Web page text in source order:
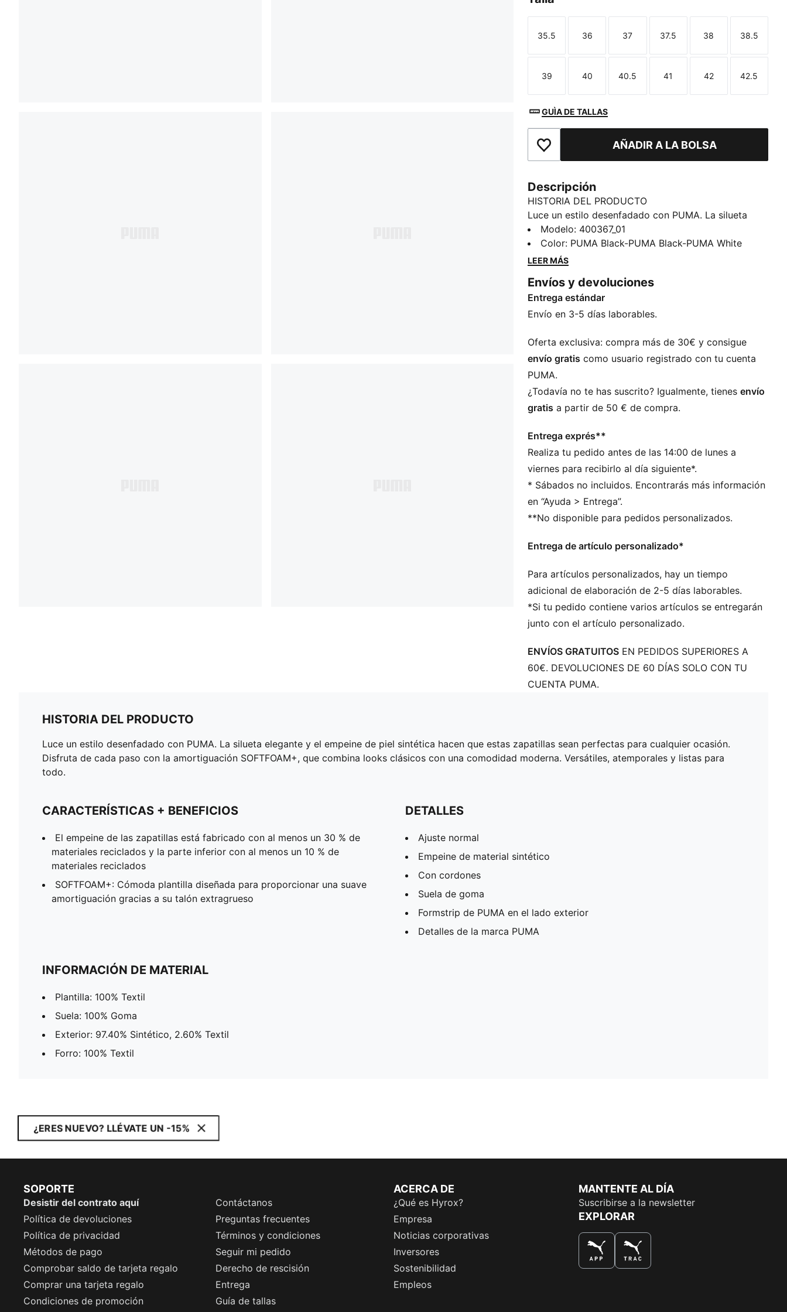
Talla
35.5
Talla
36
Talla
37
Talla
37.5
Talla
38
Talla
38.5
Talla
39
Talla
40
Talla
40.5
Talla
41
Talla
42
Talla
42.5
GUÌA DE TALLAS
Añade a favoritosAÑADIR A LA BOLSA
Descripción
HISTORIA DEL PRODUCTO
Luce un estilo desenfadado con PUMA. La silueta
elegante y el empeine de piel sintética hacen que
estas zapatillas sean perfectas para cualquier
ocasión. Disfruta de cada paso con la amortiguación
comodidad moderna. Versátiles, atemporales y listas
para todo.
CARACTERÍSTICAS + BENEFICIOS
menos un 30 % de materiales reciclados y la parte
inferior con al menos un 10 % de materiales
reciclados
proporcionar una suave amortiguación gracias a su
talón extragrueso
Ajuste normal
Empeine de material sintético
Con cordones
Suela de goma
Formstrip de PUMA en el lado exterior
Detalles de la marca PUMA
Modelo: 400367_01
Color: PUMA Black-PUMA Black-PUMA White
LEER MÁS
Envíos y devoluciones
Entrega estándar
Envío en 3-5 días laborables.
Oferta exclusiva: compra más de 30€ y consigue
envío gratis como usuario registrado con tu cuenta
PUMA.
¿Todavía no te has suscrito? Igualmente, tienesenvío
gratis a partir de 50 € de compra.
Entrega exprés**
Realiza tu pedido antes de las 14:00 de lunes a
viernes para recibirlo al día siguiente*.
* Sábados no incluidos. Encontrarás más información
en “Ayuda > Entrega”.
**No disponible para pedidos personalizados.
Entrega de artículo personalizado*
Para artículos personalizados, hay un tiempo
adicional de elaboración de 2-5 días laborables.
*Si tu pedido contiene varios artículos se entregarán
junto con el artículo personalizado.
ENVÍOS GRATUITOS EN PEDIDOS SUPERIORES A
60€. DEVOLUCIONES DE 60 DÍAS SOLO CON TU
CUENTA PUMA.
HISTORIA DEL PRODUCTO
Luce un estilo desenfadado con PUMA. La silueta elegante y el empeine de piel sintética hacen que estas zapatillas sean perfectas para cualquier ocasión.
Disfruta de cada paso con la amortiguación SOFTFOAM+, que combina looks clásicos con una comodidad moderna. Versátiles, atemporales y listas para
todo.
CARACTERÍSTICAS + BENEFICIOS
El empeine de las zapatillas está fabricado con al menos un 30 % de
materiales reciclados y la parte inferior con al menos un 10 % de
materiales reciclados
SOFTFOAM+: Cómoda plantilla diseñada para proporcionar una suave
amortiguación gracias a su talón extragrueso
DETALLES
Ajuste normal
Empeine de material sintético
Con cordones
Suela de goma
Formstrip de PUMA en el lado exterior
Detalles de la marca PUMA
INFORMACIÓN DE MATERIAL
Plantilla: 100% Textil
Suela: 100% Goma
Exterior: 97.40% Sintético, 2.60% Textil
Forro: 100% Textil
¿ERES NUEVO? LLÉVATE UN -15%
SOPORTE
Desistir del contrato aquí
Contáctanos
Política de devoluciones
Preguntas frecuentes
Política de privacidad
Términos y condiciones
Métodos de pago
Seguir mi pedido
Comprobar saldo de tarjeta regalo
Derecho de rescisión
Comprar una tarjeta regalo
Entrega
Condiciones de promoción
Guía de tallas
ACERCA DE
¿Qué es Hyrox?
Empresa
Noticias corporativas
Inversores
Sostenibilidad
Empleos
MANTENTE AL DÍA
Suscribirse a la newsletter
EXPLORAR